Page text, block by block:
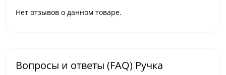
Нет отзывов о данном товаре.
Вопросы и ответы (FAQ) Ручка